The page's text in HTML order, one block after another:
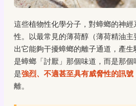
這些植物性化學分子，對蟑螂的神
性。以最常見的薄荷醇（薄荷精油
出它能夠干擾蟑螂的離子通道，產
是蟑螂「討厭」那個味道，而是那
是強烈、不適甚至具有威脅性的訊號
離。